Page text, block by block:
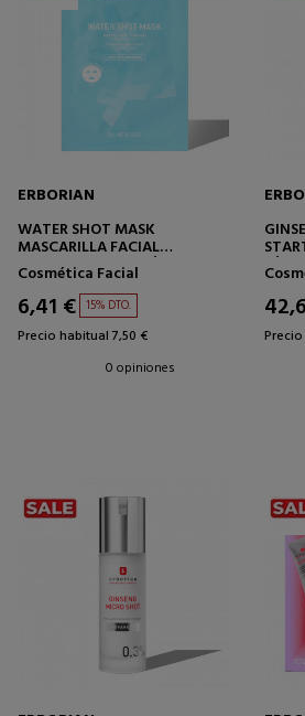
ERBORIAN
WATER SHOT MASK
MASCARILLA FACIAL
HIDRATANTE CON ÁCIDO
HIALURÓNICO
Cosmética Facial
6,41 € 15% DTO.
Precio habitual 7,50 €
0 opiniones